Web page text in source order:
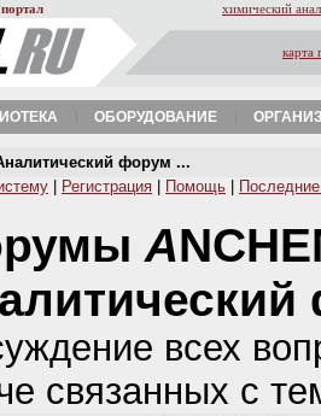
химический
карта
ОБОРУДОВАНИЕ
форум ...
Регистрация Помощь
A
всех
связанных с